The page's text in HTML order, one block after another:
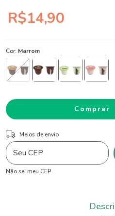
R$14,90
Cor: Marrom
Entregas para o CEP:
Meios de envio
Não sei meu CEP